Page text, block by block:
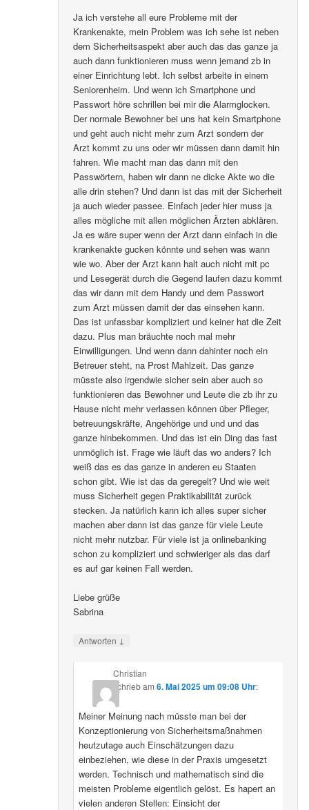
Ja ich verstehe all eure Probleme mit der
Krankenakte, mein Problem was ich sehe ist neben
dem Sicherheitsaspekt aber auch das das ganze ja
auch dann funktionieren muss wenn jemand zb in
einer Einrichtung lebt. Ich selbst arbeite in einem
Seniorenheim. Und wenn ich Smartphone und
Passwort höre schrillen bei mir die Alarmglocken.
Der normale Bewohner bei uns hat kein Smartphone
und geht auch nicht mehr zum Arzt sondern der
Arzt kommt zu uns oder wir müssen dann damit hin
fahren. Wie macht man das dann mit den
Passwörtern, haben wir dann ne dicke Akte wo die
alle drin stehen? Und dann ist das mit der Sicherheit
ja auch wieder passee. Einfach jeder hier muss ja
alles mögliche mit allen möglichen Ärzten abklären.
Ja es wäre super wenn der Arzt dann einfach in die
krankenakte gucken könnte und sehen was wann
wie wo. Aber der Arzt kann halt auch nicht mit pc
und Lesegerät durch die Gegend laufen dazu kommt
das wir dann mit dem Handy und dem Passwort
zum Arzt müssen damit der das einsehen kann.
Das ist unfassbar kompliziert und keiner hat die Zeit
dazu. Plus man bräuchte noch mal mehr
Einwilligungen. Und wenn dann dahinter noch ein
Betreuer steht, na Prost Mahlzeit. Das ganze
müsste also irgendwie sicher sein aber auch so
funktionieren das Bewohner und Leute die zb ihr zu
Hause nicht mehr verlassen können über Pfleger,
betreuungskräfte, Angehörige und und und das
ganze hinbekommen. Und das ist ein Ding das fast
unmöglich ist. Frage wie läuft das wo anders? Ich
weiß das es das ganze in anderen eu Staaten
schon gibt. Wie ist das da geregelt? Und wie weit
muss Sicherheit gegen Praktikabilität zurück
stecken. Ja natürlich kann ich alles super sicher
machen aber dann ist das ganze für viele Leute
nicht mehr nutzbar. Für viele ist ja onlinebanking
schon zu kompliziert und schwieriger als das darf
es auf gar keinen Fall werden.
Liebe grüße
Sabrina
Antworten ↓
Christian
schriebam 6. Mai 2025 um 09:08 Uhr:
Meiner Meinung nach müsste man bei der
Konzeptionierung von Sicherheitsmaßnahmen
heutzutage auch Einschätzungen dazu
einbeziehen, wie diese in der Praxis umgesetzt
werden. Technisch und mathematisch sind die
meisten Probleme eigentlich gelöst. Es hapert an
vielen anderen Stellen: Einsicht der